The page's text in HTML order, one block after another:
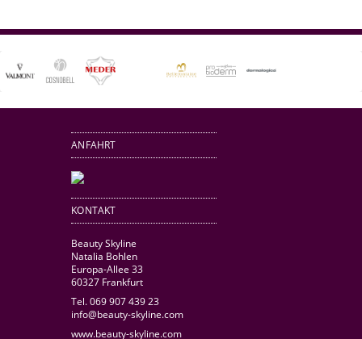
ANFAHRT
KONTAKT
Beauty Skyline
Natalia Bohlen
Europa-Allee 33
60327 Frankfurt
Tel. 069 907 439 23
info@beauty-skyline.com
www.beauty-skyline.com